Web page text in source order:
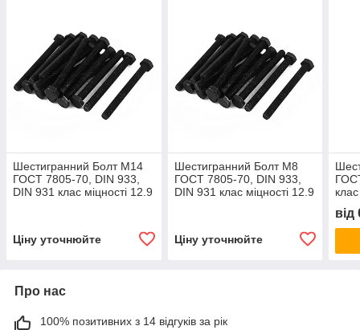
Шестигранний Болт М14
ГОСТ 7805-70, DIN 933,
DIN 931 клас міцності 12.9
Ціну уточнюйте
Шестигранний Болт М8
ГОСТ 7805-70, DIN 933,
DIN 931 клас міцності 12.9
Ціну уточнюйте
від
Про нас
100% позитивних з 14 відгуків за рік